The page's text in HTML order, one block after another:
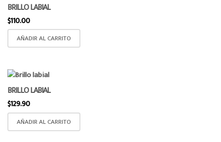
BRILLO LABIAL
$110.00
AÑADIR AL CARRITO
BRILLO LABIAL
$129.90
AÑADIR AL CARRITO